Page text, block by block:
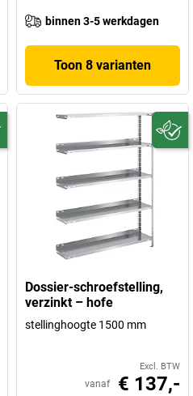
binnen 3-5 werkdagen
Toon 8 varianten
Dossier-schroefstelling,
verzinkt – hofe
stellinghoogte 1500 mm
Excl. BTW
vanaf € 137,-